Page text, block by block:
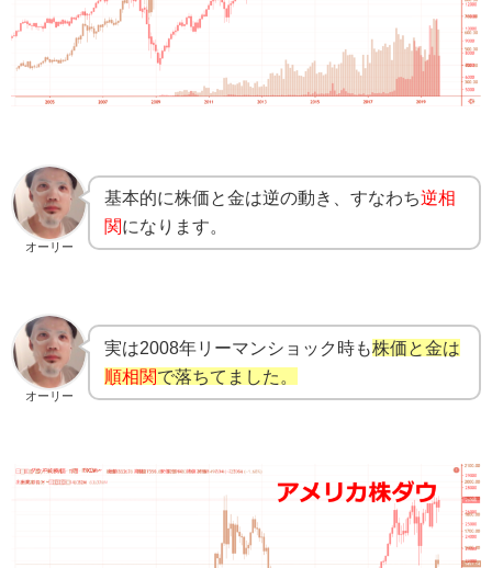
オーリー
基本的に株価と金は逆の動き、すなわち逆相
関になります。
オーリー
実は2008年リーマンショック時も株価と金は
順相関で落ちてました。